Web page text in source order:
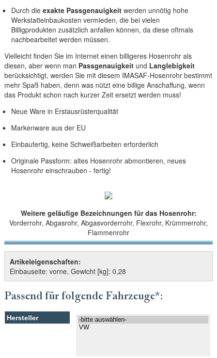
Durch dieexakte Passgenauigkeitwerden unnötig hohe
Werkstatteinbaukosten vermieden, die bei vielen
Billigprodukten zusätzlich anfallen können, da diese oftmals
nachbearbeitet werden müssen.
Vielleicht finden Sie im Internet einen billigeres Hosenrohr als
diesen, aber wenn man Passgenauigkeit und Langlebigkeit
berücksichtigt, werden Sie mit diesem IMASAF-Hosenrohr bestimmt
mehr Spaß haben, denn was nützt eine billige Anschaffung, wenn
das Produkt schon nach kurzer Zeit ersetzt werden muss!
Neue Ware in Erstausrüsterqualität
Markenware aus der EU
Einbaufertig, keine Schweißarbeiten erforderlich
Originale Passform: altes Hosenrohr abmontieren, neues
Hosenrohr einschrauben - fertig!
Weitere geläufige Bezeichnungen für das Hosenrohr:
Vorderrohr, Abgasrohr, Abgasvorderrohr, Flexrohr, Krümmerrohr,
Flammenrohr
Artikeleigenschaften:
Einbauseite: vorne, Gewicht [kg]: 0,28
Passend für folgende Fahrzeuge*: